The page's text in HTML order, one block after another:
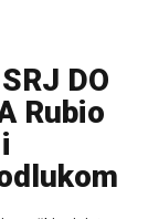
DO
Rubio